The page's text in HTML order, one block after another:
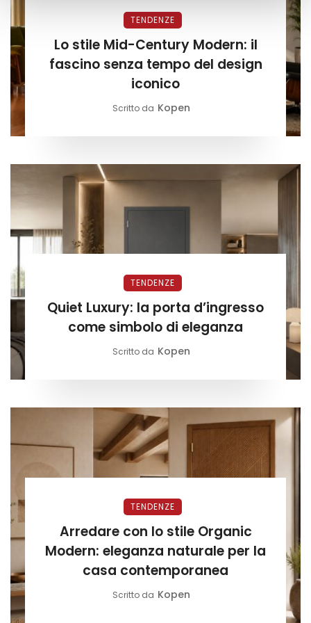
TENDENZE
Lo stile Mid-Century Modern: il
fascino senza tempo del design
iconico
Scritto da Kopen
TENDENZE
Quiet Luxury: la porta d’ingresso
come simbolo di eleganza
Scritto da Kopen
TENDENZE
Arredare con lo stile Organic
Modern: eleganza naturale per la
casa contemporanea
Scritto da Kopen